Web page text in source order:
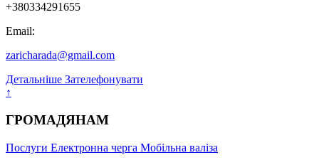
+380334291655
Email:
zaricharada@gmail.com
Детальніше Зателефонувати
↑
ГРОМАДЯНАМ
Послуги Електронна черга Мобільна валіза